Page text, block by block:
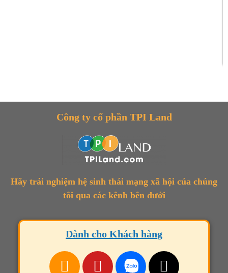
Công ty cổ phần TPI Land
Hãy trải nghiệm hệ sinh thái mạng xã hội của chúng
tôi qua các kênh bên dưới
Dành cho Khách hàng